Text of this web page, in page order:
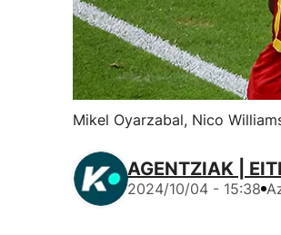
Mikel Oyarzabal, Nico
AGENTZIAK |
2024/10/04 - 15:38